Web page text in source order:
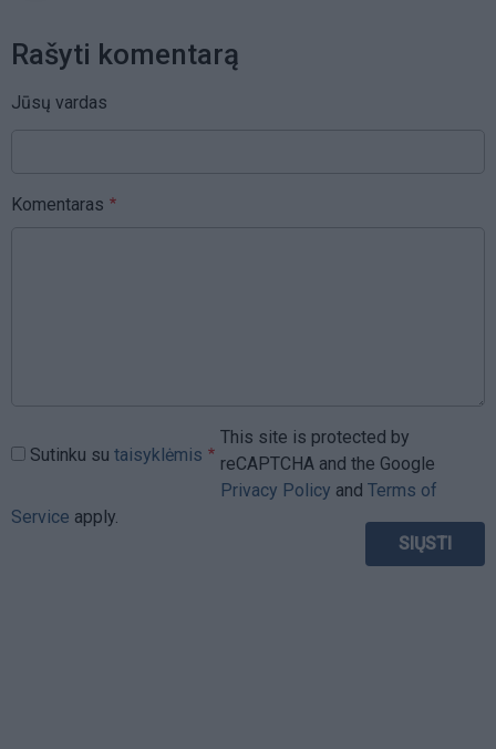
Rašyti komentarą
Jūsų vardas
Komentaras
Sutinku su taisyklėmis
This site is protected by
reCAPTCHA and the Google
Privacy Policy and Terms of
Service apply.